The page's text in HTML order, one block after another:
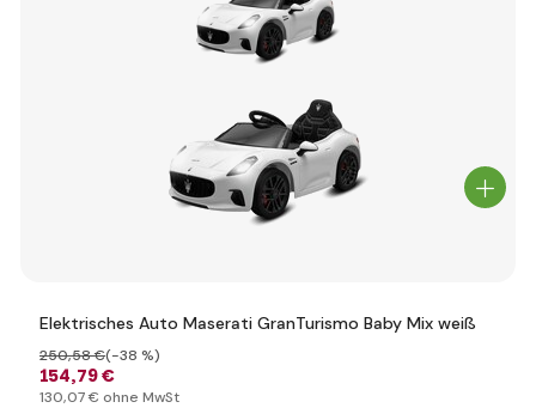
Elektrisches Auto Maserati GranTurismo Baby Mix weiß
154,79 €
250,58 €(-38 %)
130,07 € ohne MwSt